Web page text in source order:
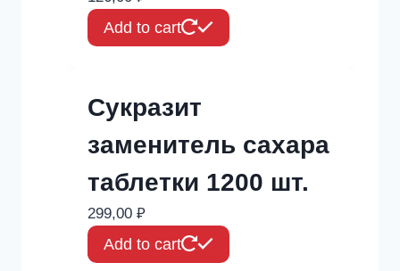
Add to cart
Сукразит
заменитель сахара
таблетки 1200 шт.
299,00 ₽
Add to cart